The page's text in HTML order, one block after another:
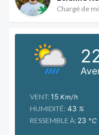
Chargé de
VENT: 15 Km/h
HUMIDITÉ: 43 %
RESSEMBLE À: 23 °C